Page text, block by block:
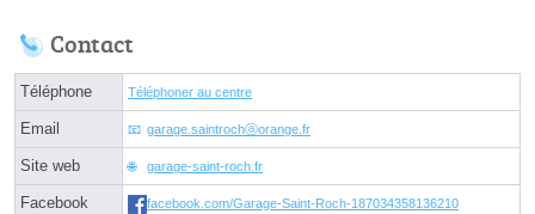
Contact
Téléphone Téléphoner au centre
Email garage.saintrochⓐorange.fr
Site web garage-saint-roch.fr
Facebook facebook.com/Garage-Saint-Roch-187034358136210